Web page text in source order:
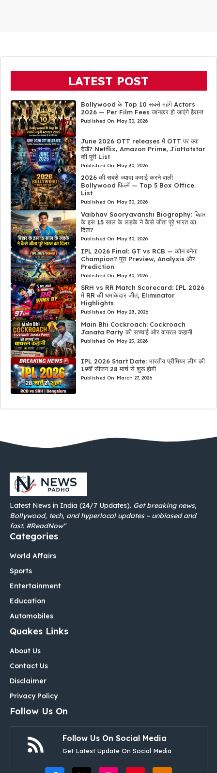
LATEST POST
Bollywood के Top 10 सबसे महंगे Actors
2026 — Per Film Fees जानकर हो जाएंगे हैरान!
Published On: May 30, 2026
June 2026 OTT releases में OTT पर क्या
देखें? Netflix, Amazon Prime, JioHotstar
की पूरी List
Published On: May 30, 2026
2026 की सबसे ज्यादा कमाई करने वाली
Bollywood फिल्में — Top 5 Box Office
List
Published On: May 30, 2026
Vaibhav Sooryavanshi Biography: बिहार
के इस 15 साल के लड़के ने कैसे जीता पूरे भारत का
दिल?
Published On: May 30, 2026
IPL 2026 Final: GT vs RCB — कौन बनेगा
Champion? पूरा Preview, Analysis और
Prediction
Published On: May 30, 2026
SRH vs RR Match Scorecard: IPL 2026
में RR की धमाकेदार जीत, Eliminator
Highlights
Published On: May 28, 2026
Main Bhi Cockroach: Cockroach
Janata Party की सच्चाई और वायरल कहानी
Published On: May 25, 2026
IPL 2026 Start Date: भारतीय प्रीमियर लीग की
19वीं सीजन 28 मार्च से शुरू होगी
Published On: March 27, 2026
Latest News in India (24/7 Updates). Get breaking news,
Bollywood, tech, and hyperlocal updates – unbiased and
fast. #ReadNow"
Categories
World Affairs
Sports
Entertainment
Education
Automobiles
Quakes Links
About Us
Contact Us
Disclaimer
Privacy Policy
Follow Us On
Follow Us On Social Media
Get Latest Update On Social Media